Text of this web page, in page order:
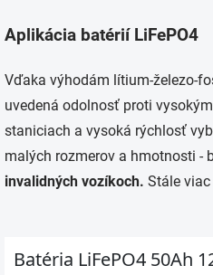
Aplikácia batérií LiFePO4
Vďaka výhodám lítium-železo-
uvedená odolnosť proti
staniciach a vysoká rýchlosť
malých rozmerov a hmotnosti -
invalidných vozíkoch. Stále